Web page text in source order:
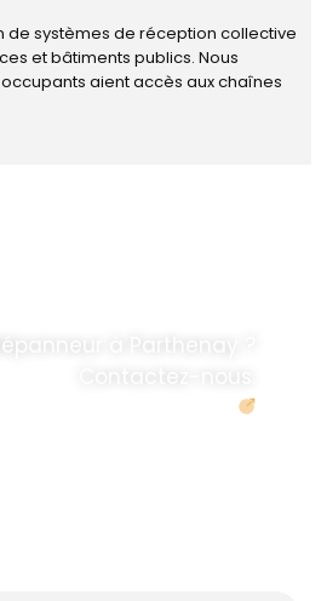
de systèmes de réception collective
et bâtiments publics. Nous
aient accès aux chaînes
à Parthenay ?